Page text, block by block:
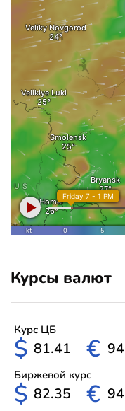
Курсы валют
Курс ЦБ
$ 81.41 €
Биржевой курс
$ 82.35 €